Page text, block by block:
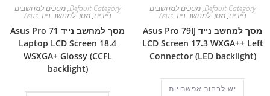
Default Category
,מסכים למחשבים
ניידים,מסך למחשב נייד Asus
מסך למחשב נייד Asus Pro 79IJ
LCD Screen 17.3 WXGA++ Left
Connector (LED backlight)
יש לבחור אפשרויות
Default Category
,מסכים למחשבים
ניידים,מסך למחשב נייד Asus
מסך למחשב נייד Asus Pro 71
Laptop LCD Screen 18.4
WSXGA+ Glossy (CCFL
backlight)